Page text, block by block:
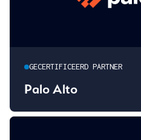
GECERTIFICEERD PARTNER
Palo Alto